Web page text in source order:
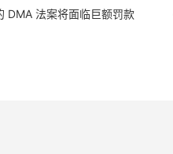
DMA 法案将面临巨额罚款